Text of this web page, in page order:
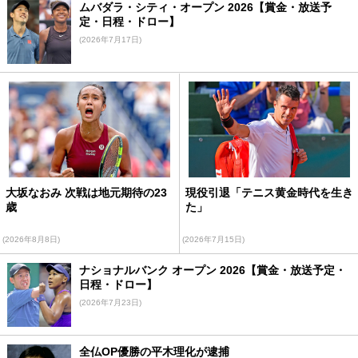
ムバダラ・シティ・オープン 2026【賞金・放送予
定・日程・ドロー】
(2026年7月17日)
大坂なおみ 次戦は地元期待の23
歳
(2026年8月8日)
現役引退「テニス黄金時代を生き
た」
(2026年7月15日)
ナショナルバンク オープン 2026【賞金・放送予定・
日程・ドロー】
(2026年7月23日)
全仏OP優勝の平木理化が逮捕